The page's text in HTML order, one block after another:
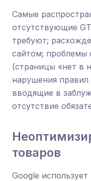
Самые
отсутствующие
требуют;
сайтом; проблемы
(страницы «нет в
нарушения
вводящие в
отсутствие
товаров
Google